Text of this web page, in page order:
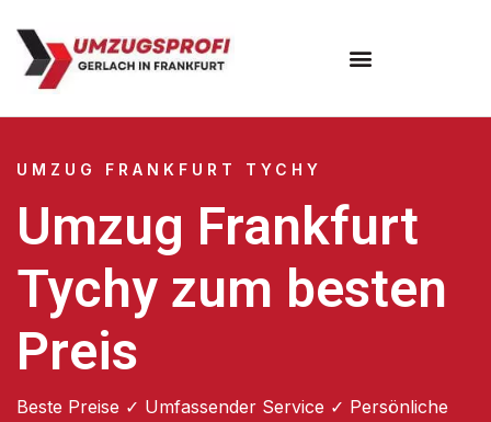
UMZUG FRANKFURT TYCHY
Umzug Frankfurt
Tychy zum besten
Preis
Beste Preise ✓ Umfassender Service ✓ Persönliche